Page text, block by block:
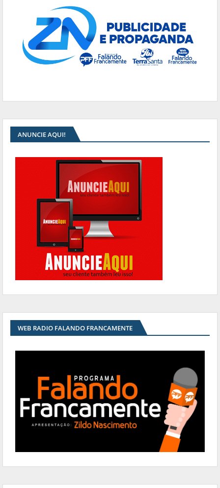
ANUNCIE AQUI!
WEB RADIO FALANDO FRANCAMENTE